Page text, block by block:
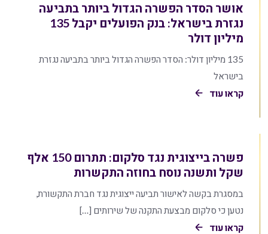
אושר הסדר הפשרה הגדול ביותר בתביעה
נגזרת בישראל: בנק הפועלים יקבל 135
מיליון דולר
135 מיליון דולר: הסדר הפשרה הגדול ביותר בתביעה נגזרת
בישראל
קראו עוד
פשרה בייצוגית נגד סלקום: תתרום 150 אלף
שקל ותשנה נוסח בחוזה התקשרות
במסגרת בקשה לאישור תביעה ייצוגית נגד חברת התקשורת,
נטען כי סלקום מבצעת התקנה של שירותים […]
קראו עוד